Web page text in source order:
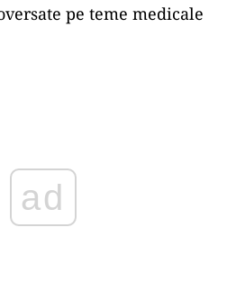
pe teme medicale